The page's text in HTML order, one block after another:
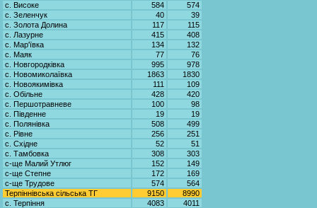
с. Високе
584
574
с. Зеленчук
40
39
с. Золота Долина
117
115
с. Лазурне
415
408
с. Мар'ївка
134
132
с. Маяк
77
76
с. Новгородківка
995
978
с. Новомиколаївка
1863
1830
с. Новоякимівка
111
109
с. Обільне
428
420
с. Першотравневе
100
98
с. Південне
19
19
с. Полянівка
508
499
с. Рівне
256
251
с. Східне
52
51
с. Тамбовка
308
303
с-ще Малий Утлюг
152
149
с-ще Степне
172
169
с-ще Трудове
574
564
Терпіннівська сільська ТГ
9150
8990
с. Терпіння
4083
4011